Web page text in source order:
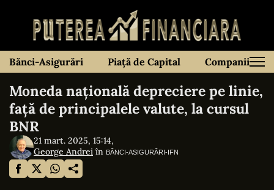
Bănci-Asigurări Piață de Capital Companii
Moneda națională depreciere pe linie,
față de principalele valute, la cursul
BNR
21 mart. 2025, 15:14,
George Andrei în BĂNCI-ASIGURĂRI-IFN